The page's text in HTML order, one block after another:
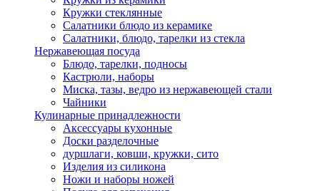
Кружки стеклянные
Салатники блюдо из керамике
Салатники, блюдо, тарелки из стекла
Нержавеющая посуда
Блюдо, тарелки, подносы
Кастрюли, наборы
Миска, тазы, ведро из нержавеющей стали
Чайники
Кулинарные принадлежности
Аксессуары кухонные
Доски разделочные
дуршлаги, ковши, кружки, сито
Изделия из силикона
Ножи и наборы ножей